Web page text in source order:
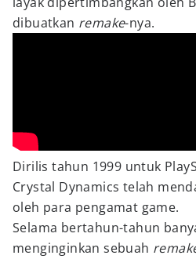
dibuatkan remake-nya.
Dirilis tahun 1999 untuk
Crystal Dynamics telah
oleh para pengamat game.
Selama bertahun-tahun
menginginkan sebuah